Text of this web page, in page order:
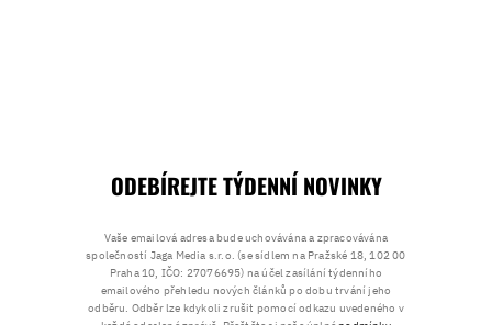
ODEBÍREJTE TÝDENNÍ NOVINKY
Vaše emailová adresa bude uchovávána a zpracovávána
společností Jaga Media s.r.o. (se sídlem na Pražské 18, 102 00
Praha 10, IČO: 27076695) na účel zasílání týdenního
emailového přehledu nových článků po dobu trvání jeho
odběru. Odběr lze kdykoli zrušit pomocí odkazu uvedeného v